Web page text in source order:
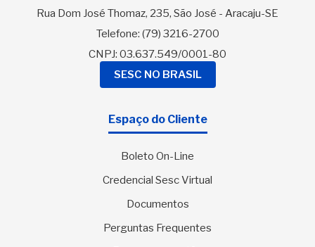
Rua Dom José Thomaz, 235, São José - Aracaju-SE
Telefone: (79) 3216-2700
CNPJ: 03.637.549/0001-80
SESC NO BRASIL
Espaço do Cliente
Boleto On-Line
Credencial Sesc Virtual
Documentos
Perguntas Frequentes